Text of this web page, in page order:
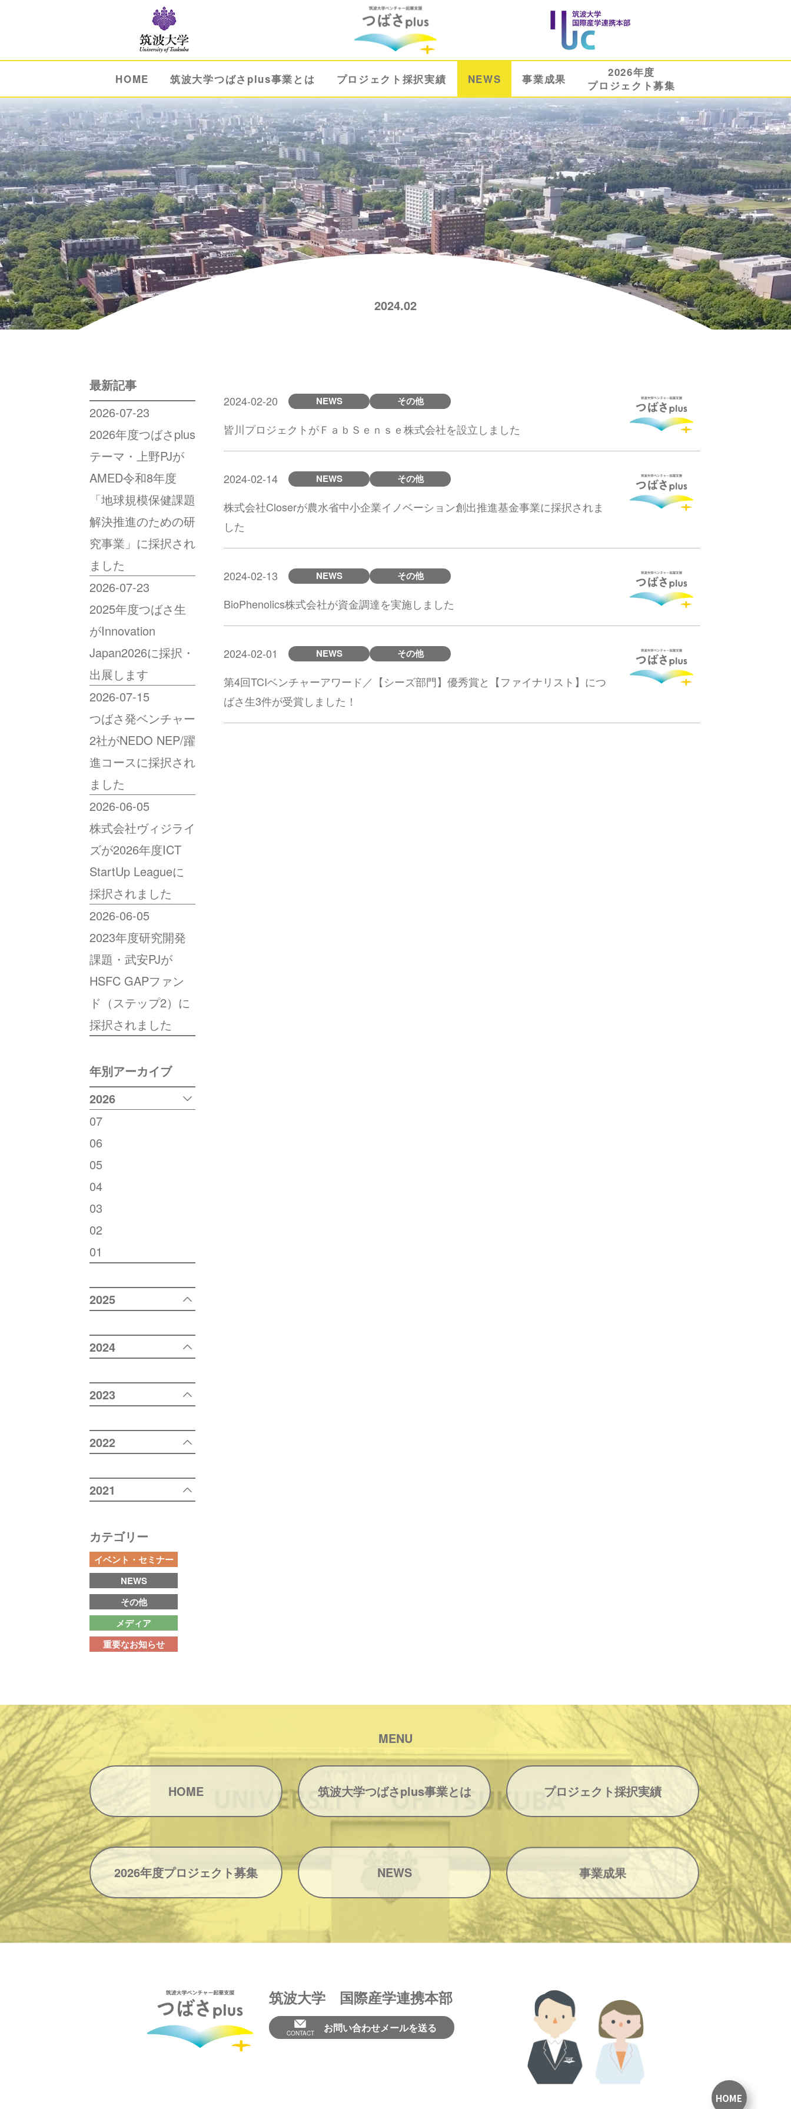
HOME 筑波大学つばさplus事業とは プロジェクト採択実績 NEWS 事業成果
2026年度
プロジェクト募集
2024.02
2024-02-20 NEWS その他
皆川プロジェクトがＦａｂＳｅｎｓｅ株式会社を設立しました
2024-02-14 NEWS その他
株式会社Closerが農水省中小企業イノベーション創出推進基金事業に採択されま
した
2024-02-13 NEWS その他
BioPhenolics株式会社が資金調達を実施しました
2024-02-01 NEWS その他
第4回TCIベンチャーアワード／【シーズ部門】優秀賞と【ファイナリスト】につ
ばさ生3件が受賞しました！
最新記事
2026-07-23
2026年度つばさplus
テーマ・上野PJが
AMED令和8年度
「地球規模保健課題
解決推進のための研
究事業」に採択され
ました
2026-07-23
2025年度つばさ生
がInnovation
Japan2026に採択・
出展します
2026-07-15
つばさ発ベンチャー
2社がNEDO NEP/躍
進コースに採択され
ました
2026-06-05
株式会社ヴィジライ
ズが2026年度ICT
StartUp Leagueに
採択されました
2026-06-05
2023年度研究開発
課題・武安PJが
HSFC GAPファン
ド（ステップ2）に
採択されました
年別アーカイブ
2026
07
06
05
04
03
02
01
2025
2024
2023
2022
2021
カテゴリー
イベント・セミナー
NEWS
その他
メディア
重要なお知らせ
MENU
HOME 筑波大学つばさplus事業とは プロジェクト採択実績
2026年度プロジェクト募集 NEWS 事業成果
筑波大学 国際産学連携本部
CONTACT お問い合わせメールを送る
HOME